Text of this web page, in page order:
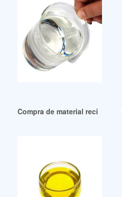
Compra de material reciclado